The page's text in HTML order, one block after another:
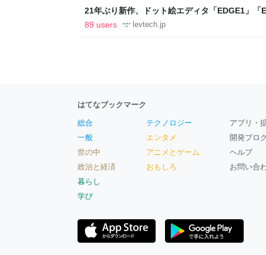
21年ぶり新作、ドット絵エディタ「EDGE1」「
ついて作者に聞く【フォーカス】 - レバテック
89 users levtech.jp
はてなブックマーク
総合
一般
世の中
政治と経済
暮らし
学び
テクノロジー
エンタメ
アニメとゲーム
おもしろ
アプリ・
開発ブロ
ヘルプ
お問い合